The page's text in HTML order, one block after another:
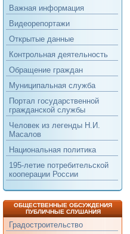
Важная информация
Видеорепортажи
Открытые данные
Контрольная деятельность
Обращение граждан
Муниципальная служба
Портал государственной
гражданской службы
Человек из легенды Н.И.
Масалов
Национальная политика
195-летие потребительской
кооперации России
ОБЩЕСТВЕННЫЕ ОБСУЖДЕНИЯ
ПУБЛИЧНЫЕ СЛУШАНИЯ
Градостроительство